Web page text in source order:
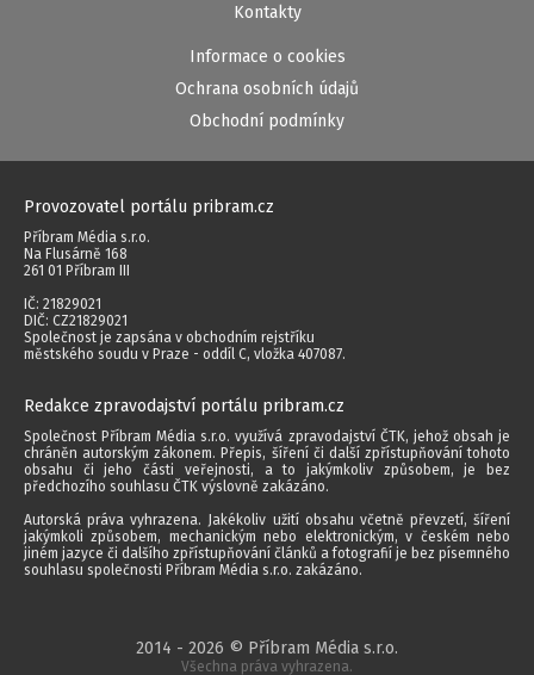
Kontakty
Informace o cookies
Ochrana osobních údajů
Obchodní podmínky
Provozovatel portálu pribram.cz
Příbram Média s.r.o.
Na Flusárně 168
261 01 Příbram III
IČ: 21829021
DIČ: CZ21829021
Společnost je zapsána v obchodním rejstříku
městského soudu v Praze - oddíl C, vložka 407087.
Redakce zpravodajství portálu pribram.cz
Společnost Příbram Média s.r.o. využívá zpravodajství ČTK, jehož obsah je
chráněn autorským zákonem. Přepis, šíření či další zpřístupňování tohoto
obsahu či jeho části veřejnosti, a to jakýmkoliv způsobem, je bez
předchozího souhlasu ČTK výslovně zakázáno.
Autorská práva vyhrazena. Jakékoliv užití obsahu včetně převzetí, šíření
jakýmkoli způsobem, mechanickým nebo elektronickým, v českém nebo
jiném jazyce či dalšího zpřístupňování článků a fotografií je bez písemného
souhlasu společnosti Příbram Média s.r.o. zakázáno.
2014 - 2026 © Příbram Média s.r.o.
Všechna práva vyhrazena.